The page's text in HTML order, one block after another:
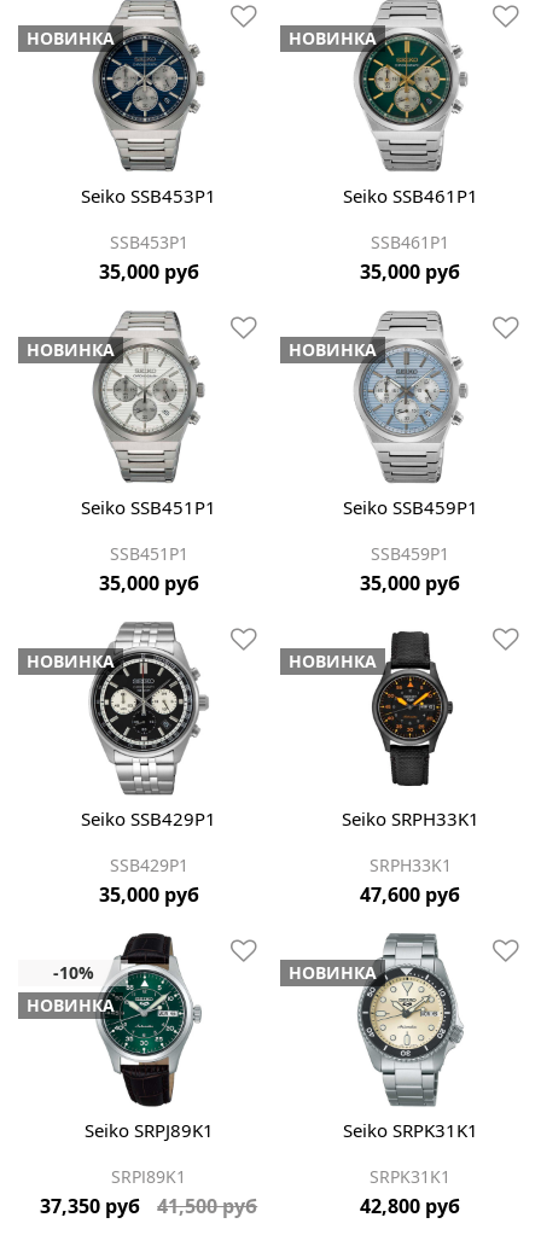
НОВИНКА
Seiko SSB453P1
SSB453P1
35,000 руб
НОВИНКА
Seiko SSB461P1
SSB461P1
35,000 руб
НОВИНКА
Seiko SSB451P1
SSB451P1
35,000 руб
НОВИНКА
Seiko SSB459P1
SSB459P1
35,000 руб
НОВИНКА
Seiko SSB429P1
SSB429P1
35,000 руб
НОВИНКА
Seiko SRPH33K1
SRPH33K1
47,600 руб
НОВИНКА
Seiko SRPJ89K1
SRPJ89K1
37,350 руб 41,500 руб
НОВИНКА
Seiko SRPK31K1
SRPK31K1
42,800 руб